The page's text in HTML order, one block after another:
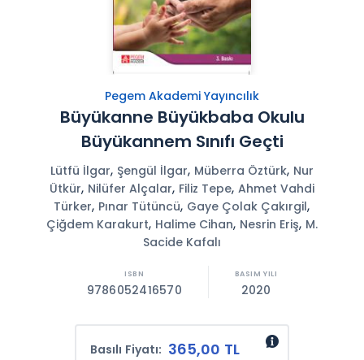
Pegem Akademi Yayıncılık
Büyükanne Büyükbaba Okulu
Büyükannem Sınıfı Geçti
Lütfü İlgar, Şengül İlgar, Müberra Öztürk, Nur
Ütkür, Nilüfer Alçalar, Filiz Tepe, Ahmet Vahdi
Türker, Pınar Tütüncü, Gaye Çolak Çakırgil,
Çiğdem Karakurt, Halime Cihan, Nesrin Eriş, M.
Sacide Kafalı
9786052416570 2020
Basılı Fiyatı: 365,00 TL